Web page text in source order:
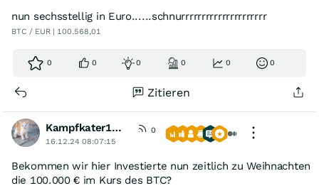
nun sechsstellig in Euro......schnurrrrrrrrrrrrrrrrrrrrr
BTC / EUR | 100.568,01
0 0 0 0 0 0
Zitieren
Kampfkater1969
0
16.12.24 08:07:15
Bekommen wir hier Investierte nun zeitlich zu Weihnachten
die 100.000 € im Kurs des BTC?